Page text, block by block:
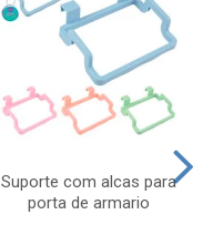
Suporte com alcas para
porta de armario